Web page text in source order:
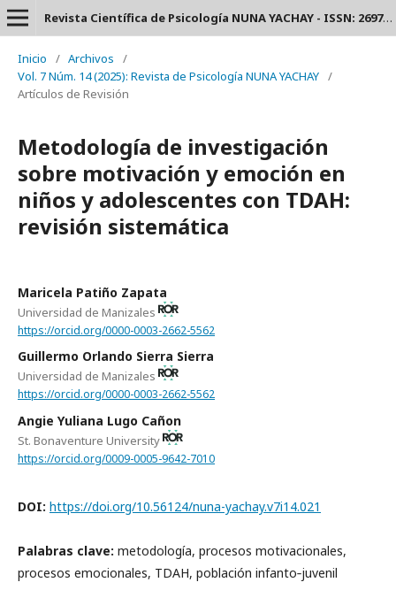
Revista Científica de Psicología NUNA YACHAY - ISSN: 2697-3588.
Inicio / Archivos
/
Vol. 7 Núm. 14 (2025): Revista de Psicología NUNA YACHAY /
Artículos de Revisión
Metodología de investigación
sobre motivación y emoción en
niños y adolescentes con TDAH:
revisión sistemática
Maricela Patiño Zapata
Universidad de Manizales
https://orcid.org/0000-0003-2662-5562
Guillermo Orlando Sierra Sierra
Universidad de Manizales
https://orcid.org/0000-0003-2662-5562
Angie Yuliana Lugo Cañon
St. Bonaventure University
https://orcid.org/0009-0005-9642-7010
DOI: https://doi.org/10.56124/nuna-yachay.v7i14.021
Palabras clave: metodología, procesos motivacionales,
procesos emocionales, TDAH, población infanto‑juvenil